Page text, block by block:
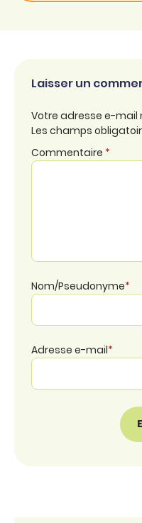
Laisser un
Votre adresse e-mail
Les champs
Commentaire *
Nom/Pseudonyme*
Adresse e-mail*